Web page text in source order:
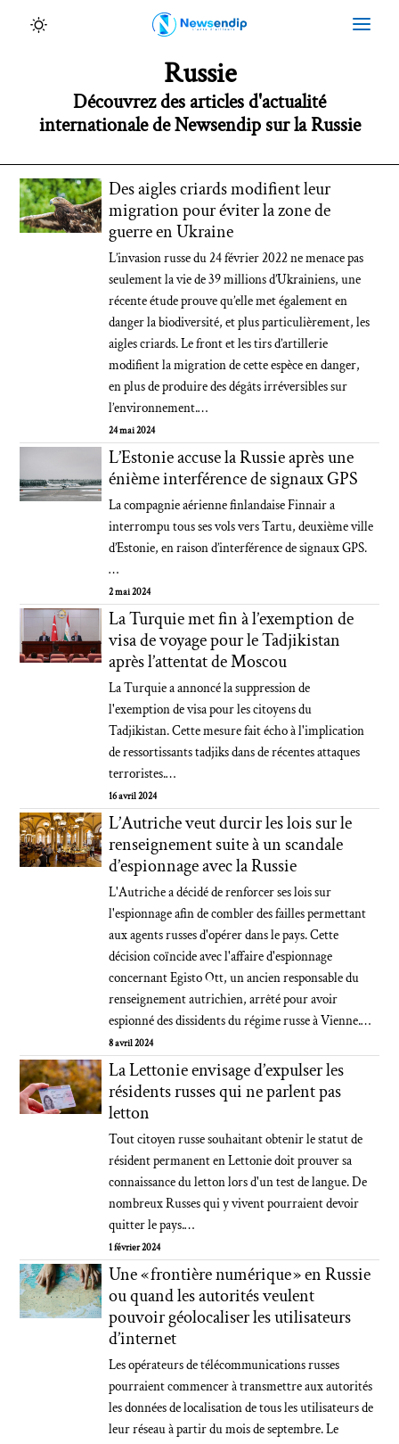
Russie
Découvrez des articles d'actualité
internationale de Newsendip sur la Russie
Des aigles criards modifient leur
migration pour éviter la zone de
guerre en Ukraine
L’invasion russe du 24 février 2022 ne menace pas
seulement la vie de 39 millions d’Ukrainiens, une
récente étude prouve qu’elle met également en
danger la biodiversité, et plus particulièrement, les
aigles criards. Le front et les tirs d’artillerie
modifient la migration de cette espèce en danger,
en plus de produire des dégâts irréversibles sur
l’environnement.…
24 mai 2024
L’Estonie accuse la Russie après une
énième interférence de signaux GPS
La compagnie aérienne finlandaise Finnair a
interrompu tous ses vols vers Tartu, deuxième ville
d’Estonie, en raison d’interférence de signaux GPS.
…
2 mai 2024
La Turquie met fin à l’exemption de
visa de voyage pour le Tadjikistan
après l’attentat de Moscou
La Turquie a annoncé la suppression de
l'exemption de visa pour les citoyens du
Tadjikistan. Cette mesure fait écho à l'implication
de ressortissants tadjiks dans de récentes attaques
terroristes.…
16 avril 2024
L’Autriche veut durcir les lois sur le
renseignement suite à un scandale
d’espionnage avec la Russie
L'Autriche a décidé de renforcer ses lois sur
l'espionnage afin de combler des failles permettant
aux agents russes d'opérer dans le pays. Cette
décision coïncide avec l'affaire d'espionnage
concernant Egisto Ott, un ancien responsable du
renseignement autrichien, arrêté pour avoir
espionné des dissidents du régime russe à Vienne.…
8 avril 2024
La Lettonie envisage d’expulser les
résidents russes qui ne parlent pas
letton
Tout citoyen russe souhaitant obtenir le statut de
résident permanent en Lettonie doit prouver sa
connaissance du letton lors d'un test de langue. De
nombreux Russes qui y vivent pourraient devoir
quitter le pays.…
1 février 2024
Une « frontière numérique » en Russie
ou quand les autorités veulent
pouvoir géolocaliser les utilisateurs
d’internet
Les opérateurs de télécommunications russes
pourraient commencer à transmettre aux autorités
les données de localisation de tous les utilisateurs de
leur réseau à partir du mois de septembre. Le